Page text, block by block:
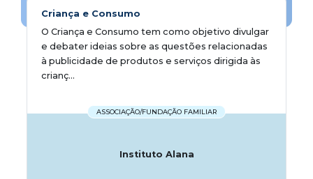
Criança e Consumo
O Criança e Consumo tem como objetivo divulgar
e debater ideias sobre as questões relacionadas
à publicidade de produtos e serviços dirigida às
crianç...
ASSOCIAÇÃO/FUNDAÇÃO FAMILIAR
Instituto Alana